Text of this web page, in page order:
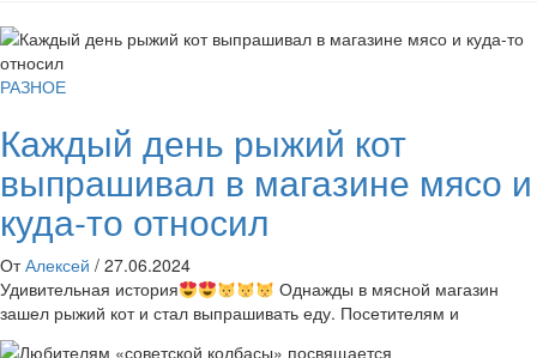
РАЗНОЕ
Каждый день рыжий кот
выпрашивал в магазине мясо и
куда-то относил
От Алексей / 27.06.2024
Удивительная история
Однажды в мясной магазин
зашел рыжий кот и стал выпрашивать еду. Посетителям и